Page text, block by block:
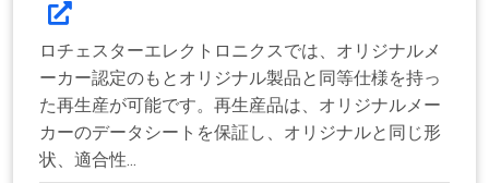
ロチェスターエレクトロニクスでは、オリジナルメ
ーカー認定のもとオリジナル製品と同等仕様を持っ
た再生産が可能です。再生産品は、オリジナルメー
カーのデータシートを保証し、オリジナルと同じ形
状、適合性...